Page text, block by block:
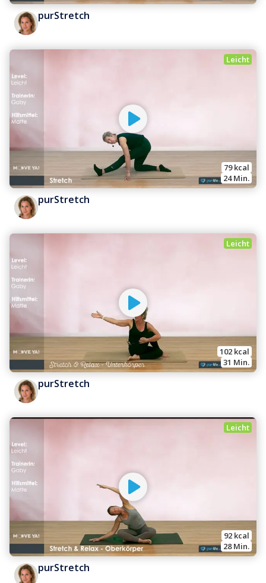
purStretch
Leicht
79 kcal
24 Min.
purStretch
Leicht
102 kcal
31 Min.
purStretch
Leicht
92 kcal
28 Min.
purStretch